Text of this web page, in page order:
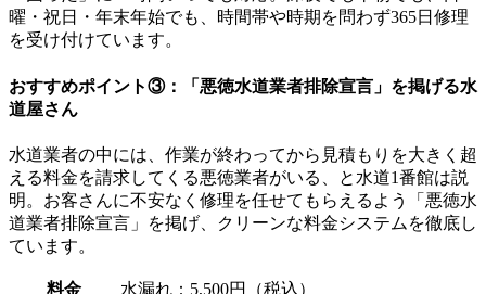
曜・祝日・年末年始でも、時間帯や時期を問わず365日修理
を受け付けています。
おすすめポイント③：「悪徳水道業者排除宣言」を掲げる水
道屋さん
水道業者の中には、作業が終わってから見積もりを大きく超
える料金を請求してくる悪徳業者がいる、と水道1番館は説
明。お客さんに不安なく修理を任せてもらえるよう「悪徳水
道業者排除宣言」を掲げ、クリーンな料金システムを徹底し
ています。
料金
水漏れ：5,500円（税込）